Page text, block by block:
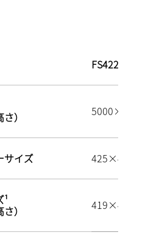
FS422M-H-4
）
サイズ 425×425×550
） 419×419×550